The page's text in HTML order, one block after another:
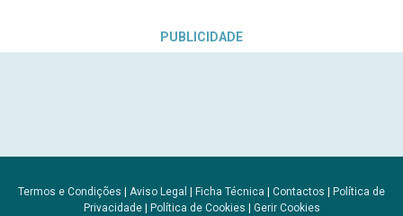
PUBLICIDADE
Termos e Condições | Aviso Legal | Ficha Técnica | Contactos | Política de
Privacidade| Política de Cookies | Gerir Cookies